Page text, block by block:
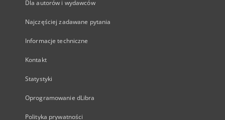
Dla autorów i wydawców
Najczęściej zadawane pytania
Informacje techniczne
Kontakt
Statystyki
Oprogramowanie dLibra
Polityka prywatności